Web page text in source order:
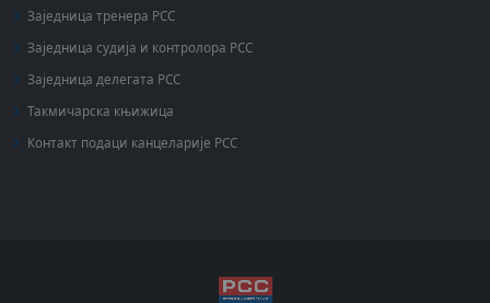
Заједница тренера РСС
Заједница судија и контролора РСС
Заједница делегата РСС
Такмичарска књижица
Контакт подаци канцеларије РСС